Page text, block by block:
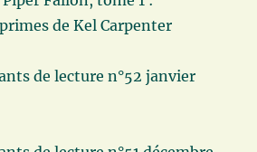
de Kel Carpenter
de lecture n°52 janvier